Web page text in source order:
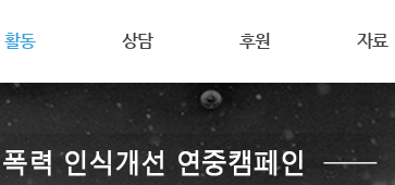
활동
캠페인
상담
상담안내
여성주의상담이란
온라인 상담
후원
후원안내
회원활동
자원활동
자료
재정보고
갤러리